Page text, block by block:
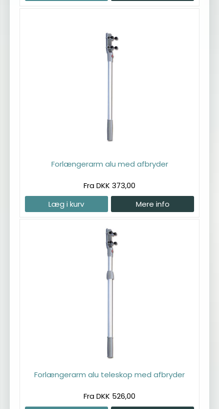
Forlængerarm alu med afbryder
Fra DKK 373,00
Læg i kurv
Mere info
Forlængerarm alu teleskop med afbryder
Fra DKK 526,00